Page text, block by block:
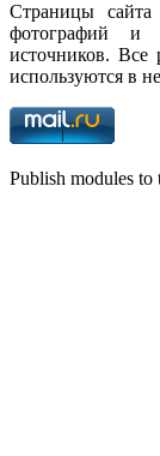
Страницы сайта
фотографий и
источников. Все
используются в
Publish modules